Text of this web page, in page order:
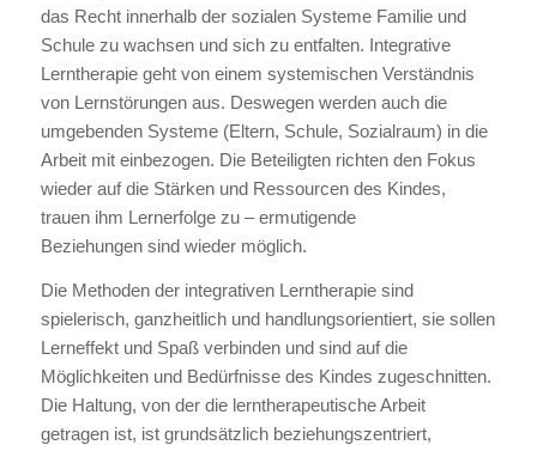
das Recht innerhalb der sozialen Systeme Familie und
Schule zu wachsen und sich zu entfalten. Integrative
Lerntherapie geht von einem systemischen Verständnis
von Lernstörungen aus. Deswegen werden auch die
umgebenden Systeme (Eltern, Schule, Sozialraum) in die
Arbeit mit einbezogen. Die Beteiligten richten den Fokus
wieder auf die Stärken und Ressourcen des Kindes,
trauen ihm Lernerfolge zu – ermutigende
Beziehungen sind wieder möglich.
Die Methoden der integrativen Lerntherapie sind
spielerisch, ganzheitlich und handlungsorientiert, sie sollen
Lerneffekt und Spaß verbinden und sind auf die
Möglichkeiten und Bedürfnisse des Kindes zugeschnitten.
Die Haltung, von der die lerntherapeutische Arbeit
getragen ist, ist grundsätzlich beziehungszentriert,